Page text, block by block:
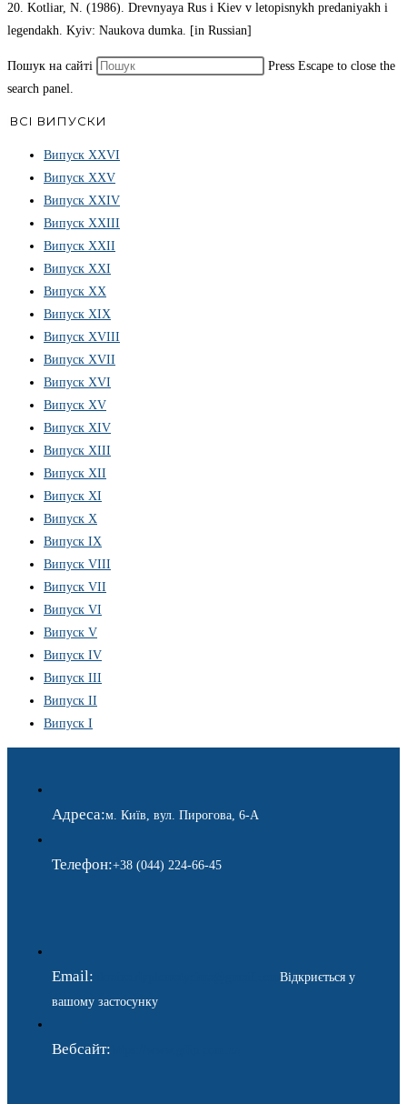
20. Kotliar, N. (1986). Drevnyaya Rus i Kiev v letopisnykh predaniyakh i
legendakh. Kyiv: Naukova dumka. [in Russian]
Пошук на сайті
Press Escape to close the
search panel.
ВСІ ВИПУСКИ
Випуск ХХVІ
Випуск XXV
Випуск XXIV
Випуск XXIII
Випуск XXII
Випуск XXI
Випуск XX
Випуск XIX
Випуск XVIII
Випуск XVII
Випуск XVI
Випуск XV
Випуск XIV
Випуск XIII
Випуск XII
Випуск XI
Випуск X
Випуск IX
Випуск VIII
Випуск VII
Випуск VI
Випуск V
Випуск IV
Випуск III
Випуск II
Випуск I
Адреса:м. Київ, вул. Пирогова, 6-А
Телефон:+38 (044) 224-66-45
Email:
Відкриється у
вашому застосунку
Вебсайт: